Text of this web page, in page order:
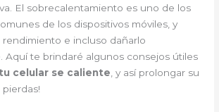
El sobrecalentamiento es uno de los
de los dispositivos móviles, y
e incluso dañarlo
Aquí te brindaré algunos consejos útiles
celular se caliente, y así prolongar su
pierdas!